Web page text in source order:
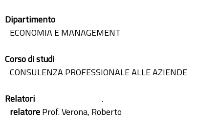
Dipartimento
ECONOMIA E MANAGEMENT
Corso di studi
CONSULENZA PROFESSIONALE ALLE AZIENDE
Relatori
.
relatoreProf. Verona, Roberto